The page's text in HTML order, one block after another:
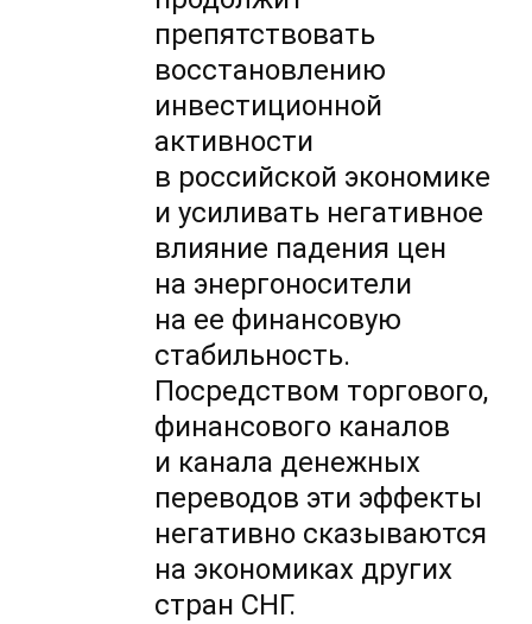
препятствовать
восстановлению
инвестиционной
активности
в российской экономике
и усиливать негативное
влияние падения цен
на энергоносители
на ее финансовую
стабильность.
Посредством торгового,
финансового каналов
и канала денежных
переводов эти эффекты
негативно сказываются
на экономиках других
стран СНГ.